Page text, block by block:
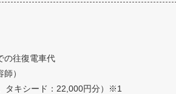
の往復電車代
）
タキシード：22,000円分）※1